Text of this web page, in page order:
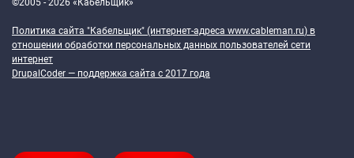
©2005 - 2026 «Кабельщик»
Политика сайта "Кабельщик" (интернет-адреса www.cableman.ru) в
отношении обработки персональных данных пользователей сети
интернет
DrupalCoder — поддержка сайта c 2017 года